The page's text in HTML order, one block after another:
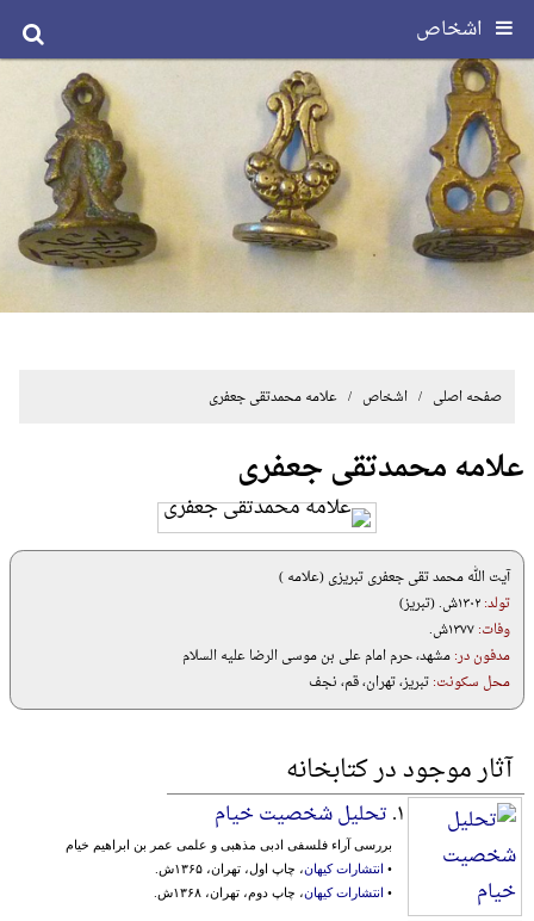
اشخاص
صفحه اصلی / اشخاص / علامه محمدتقی جعفری
علامه محمدتقی جعفری
آیت الله محمد تقی جعفری تبریزی (علامه )
تولد:۱۳۰۲ش. (تبریز)
وفات:۱۳۷۷ش.
مدفون در:مشهد، حرم امام علی بن موسی الرضا علیه السلام
محل سکونت:تبریز، تهران، قم، نجف
آثار موجود در کتابخانه
۱. تحلیل شخصیت خیام
بررسی آراء فلسفی ادبی مذهبی و علمی عمر بن ابراهیم خیام
• انتشارات کیهان، چاپ اول، تهران، ۱۳۶۵ش.
• انتشارات کیهان، چاپ دوم، تهران، ۱۳۶۸ش.